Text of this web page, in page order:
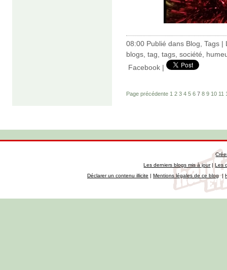
08:00 Publié dans Blog Tags |
blogs tag tags société
Facebook |
Page précédente 1 2 3 4 5 6 7 8 9 10 11
Les derniers blogs mis à jour| Les
Déclarer un contenu illicite
Mentions légales de ce blog|